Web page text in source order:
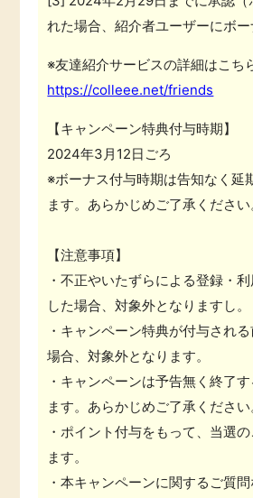
れた場合、紹介者ユーザーにボー
※友達紹介サービスの詳細はこち
https://colleee.net/friends
【キャンペーン特典付与時期】
2024年3月12日ごろ
※ボーナス付与時期は告知なく延
ます。あらかじめご了承ください
【注意事項】
・不正やいたずらによる登録・
した場合、対象外となりますし。
・キャンペーン特典が付与され
場合、対象外となります。
・キャンペーンは予告無く終了
ます。あらかじめご了承ください
・ポイント付与をもって、当選
ます。
・本キャンペーンに関するご質